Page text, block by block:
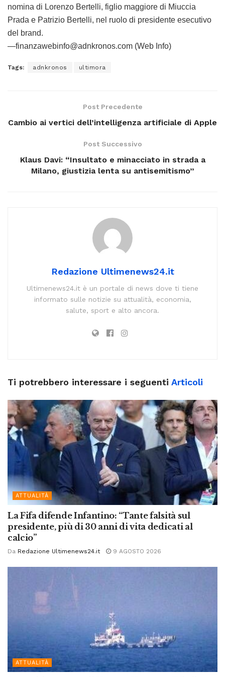
nomina di Lorenzo Bertelli, figlio maggiore di Miuccia
Prada e Patrizio Bertelli, nel ruolo di presidente esecutivo
del brand.
—finanzawebinfo@adnkronos.com (Web Info)
Tags: adnkronos ultimora
Post Precedente
Cambio ai vertici dell’intelligenza artificiale di Apple
Post Successivo
Klaus Davi: “Insultato e minacciato in strada a
Milano, giustizia lenta su antisemitismo”
Redazione Ultimenews24.it
Ultimenews24.it è un portale di news dove ti tiene
informato sulle notizie su attualità, economia,
salute, sport e alto ancora.
Ti potrebbero interessare i seguenti Articoli
ATTUALITÀ
La Fifa difende Infantino: “Tante falsità sul
presidente, più di 30 anni di vita dedicati al
calcio”
Da Redazione Ultimenews24.it 9 AGOSTO 2026
ATTUALITÀ